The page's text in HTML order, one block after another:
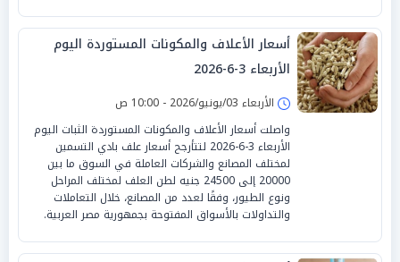
أسعار الأعلاف والمكونات المستوردة اليوم
الأربعاء 3-6-2026
الأربعاء 03/يونيو/2026 - 10:00 ص
واصلت أسعار الأعلاف والمكونات المستوردة الثبات اليوم
الأربعاء 3-6-2026 لتتأرجح أسعار علف بادي التسمين
لمختلف المصانع والشركات العاملة في السوق ما بين
20000 إلى 24500 جنيه لطن العلف لمختلف المراحل
ونوع الطيور، وفقًا لعدد من المصانع، خلال التعاملات
والتداولات بالأسواق المفتوحة بجمهورية مصر العربية.